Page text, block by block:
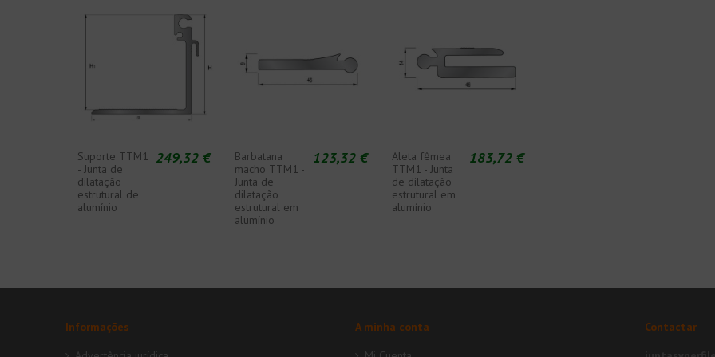
Suporte TTM1
- Junta de
dilatação
estrutural de
alumínio
249,32 €
Barbatana
macho TTM1 -
Junta de
dilatação
estrutural em
alumínio
123,32 €
Aleta fêmea
TTM1 - Junta
de dilatação
estrutural em
alumínio
183,72 €
Informações A minha conta Contactar